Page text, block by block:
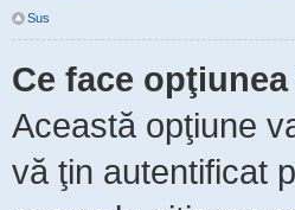
Sus
Ce face
Această opţiune
vă ţin autentificat